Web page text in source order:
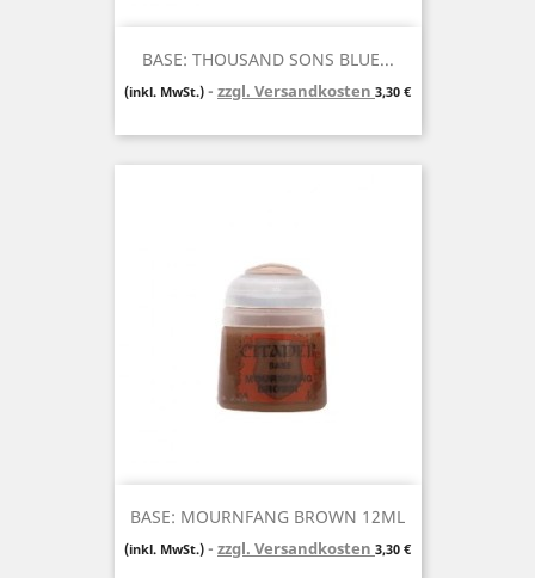
BASE: THOUSAND SONS BLUE...
(inkl. MwSt.) zzgl. Versandkosten Preis
3,30 €
BASE: MOURNFANG BROWN 12ML
(inkl. MwSt.) zzgl. Versandkosten Preis
3,30 €